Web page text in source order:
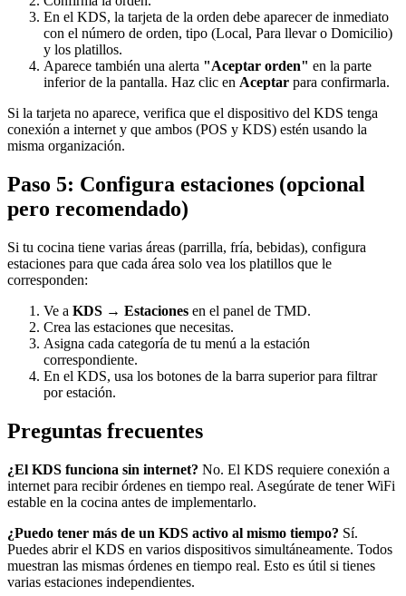
En el KDS, la tarjeta de la orden debe aparecer de inmediato
con el número de orden, tipo (Local, Para llevar o Domicilio)
y los platillos.
Aparece también una alerta "Aceptar orden" en la parte
inferior de la pantalla. Haz clic en Aceptar para confirmarla.
Si la tarjeta no aparece, verifica que el dispositivo del KDS tenga
conexión a internet y que ambos (POS y KDS) estén usando la
misma organización.
Paso 5: Configura estaciones (opcional
pero recomendado)
Si tu cocina tiene varias áreas (parrilla, fría, bebidas), configura
estaciones para que cada área solo vea los platillos que le
corresponden:
Ve a KDS → Estaciones en el panel de TMD.
Crea las estaciones que necesitas.
Asigna cada categoría de tu menú a la estación
correspondiente.
En el KDS, usa los botones de la barra superior para filtrar
por estación.
Preguntas frecuentes
¿El KDS funciona sin internet? No. El KDS requiere conexión a
internet para recibir órdenes en tiempo real. Asegúrate de tener WiFi
estable en la cocina antes de implementarlo.
¿Puedo tener más de un KDS activo al mismo tiempo? Sí.
Puedes abrir el KDS en varios dispositivos simultáneamente. Todos
muestran las mismas órdenes en tiempo real. Esto es útil si tienes
varias estaciones independientes.